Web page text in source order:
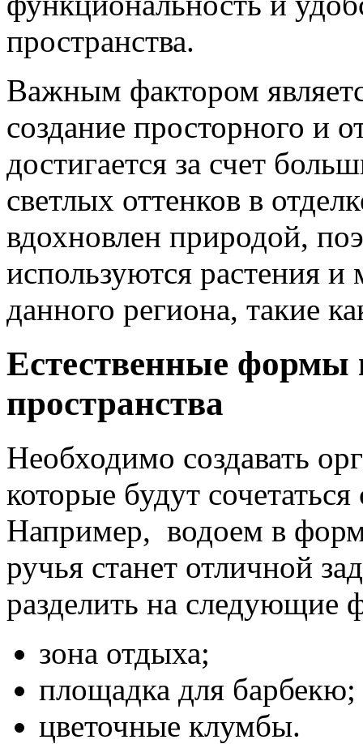
пространства.
Важным фактором
создание просторного и
достигается за счет
светлых оттенков в
вдохновлен природой,
используются растения
данного региона, такие
Естественные
пространства
Необходимо создавать
которые будут
Например, водоем в
ручья станет отличной
разделить на следующие
зона отдыха;
площадка для барбекю;
цветочные клумбы.